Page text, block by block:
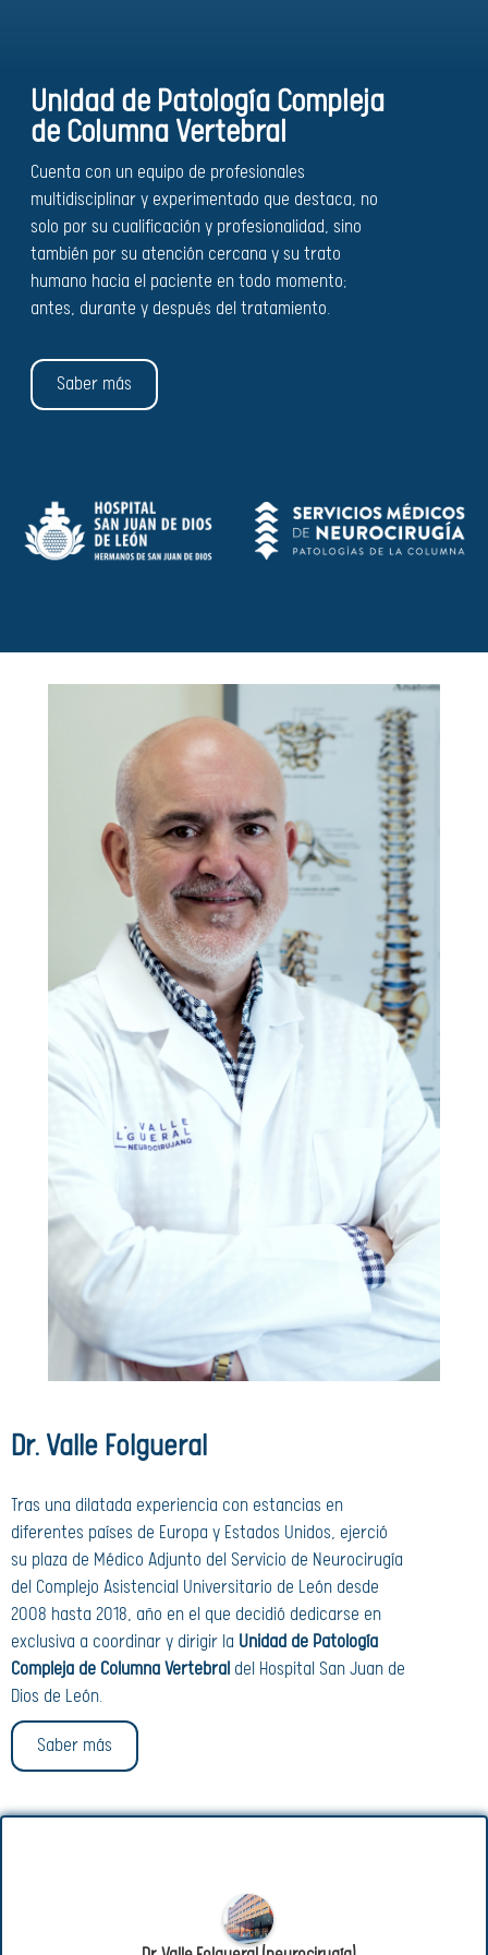
Unidad de Patología Compleja
de Columna Vertebral
Cuenta con un equipo de profesionales
multidisciplinar y experimentado que destaca, no
solo por su cualificación y profesionalidad, sino
también por su atención cercana y su trato
humano hacia el paciente en todo momento;
antes, durante y después del tratamiento.
Saber más
Dr. Valle Folgueral
Tras una dilatada experiencia con estancias en
diferentes países de Europa y Estados Unidos, ejerció
su plaza de Médico Adjunto del Servicio de Neurocirugía
del Complejo Asistencial Universitario de León desde
2008 hasta 2018, año en el que decidió dedicarse en
exclusiva a coordinar y dirigir la Unidad de Patología
Compleja de Columna Vertebral del Hospital San Juan de
Dios de León.
Saber más